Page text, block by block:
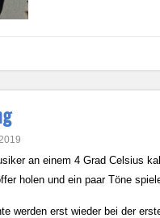
an einem 4 Grad Celsius
holen und ein paar Töne
werden erst wieder bei der